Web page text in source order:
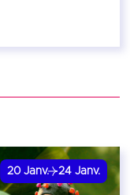
20 Janv. 24 Janv.